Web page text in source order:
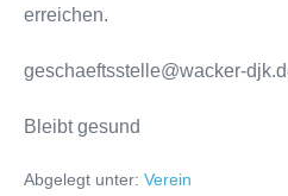
erreichen.
geschaeftsstelle@wacker-
Bleibt gesund
Abgelegt unter: Verein